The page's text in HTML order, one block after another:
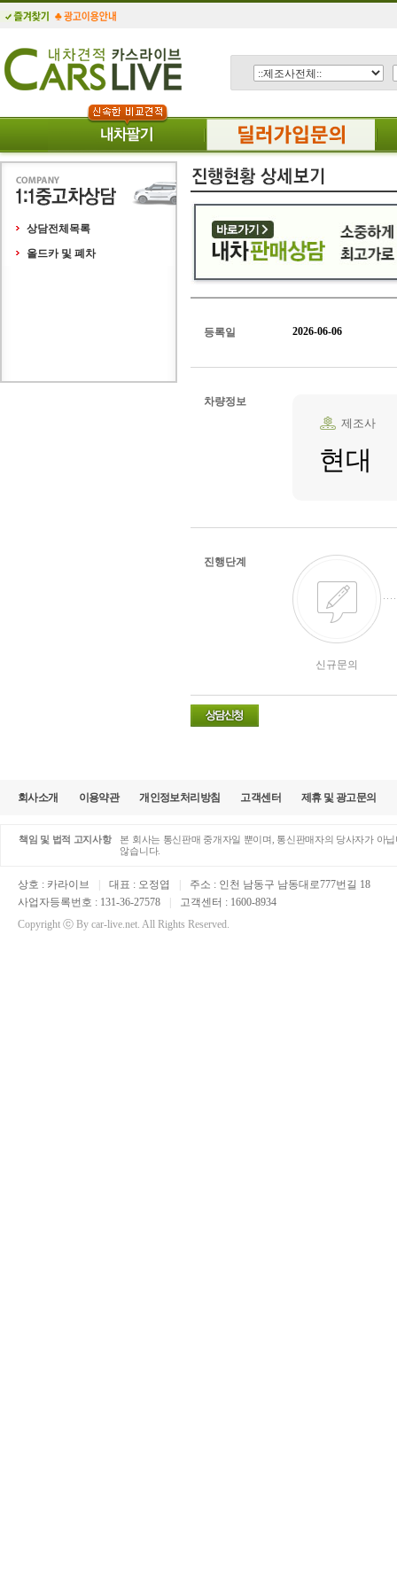
상담전체목록
올드카 및 폐차
등록일 2026-06-06
차량정보
제조사
현대
진행단계
신규문의
회사소개 이용약관 개인정보처리방침 고객센터 제휴 및 광고문의
책임 및 법적 고지사항
본 회사는 통신판매 중개자일 뿐이며, 통신판매자의 당사자가 아
않습니다.
상호 : 카라이브 | 대표 : 오정엽 |
주소 : 인천 남동구 남동대로777번길 18
사업자등록번호 : 131-36-27578
|
고객센터 : 1600-8934
Copyright ⓒ By car-live.net. All Rights Reserved.